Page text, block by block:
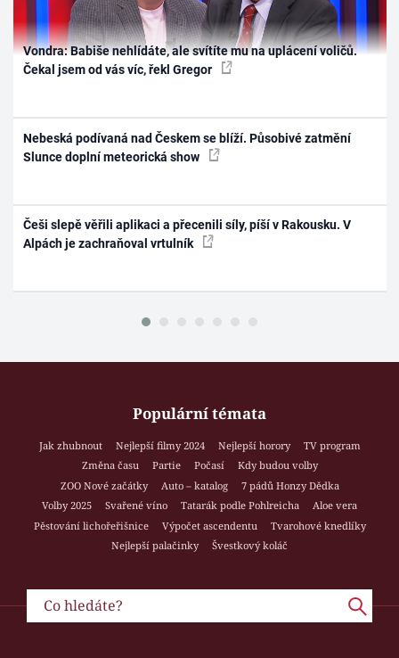
Vondra: Babiše nehlídáte, ale svítíte mu na uplácení voličů.
Čekal jsem od vás víc, řekl Gregor
Nebeská podívaná nad Českem se blíží. Působivé zatmění
Slunce doplní meteorická show
Češi slepě věřili aplikaci a přecenili síly, píší v Rakousku. V
Alpách je zachraňoval vrtulník
Populární témata
Jak zhubnout Nejlepší filmy 2024 Nejlepší horory
TV program
Změna času
Partie Počasí
Kdy budou volby
ZOO Nové začátky
Auto – katalog
7 pádů Honzy Dědka
Volby 2025
Svařené víno Tatarák podle Pohlreicha
Aloe vera
Pěstování lichořeřišnice
Výpočet ascendentu
Tvarohové knedlíky
Nejlepší palačinky
Švestkový koláč